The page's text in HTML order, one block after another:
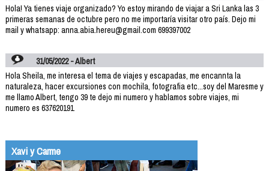
Hola! Ya tienes viaje organizado? Yo estoy mirando de viajar a Sri Lanka las 3
primeras semanas de octubre pero no me importaría visitar otro país. Dejo mi
mail y whatsapp: anna.abia.hereu@gmail.com 699397002
31/05/2022 - Albert
Hola Sheila, me interesa el tema de viajes y escapadas, me encannta la
naturaleza, hacer excursiones con mochila, fotografia etc...soy del Maresme y
me llamo Albert, tengo 39 te dejo mi numero y hablamos sobre viajes, mi
numero es 637620191
Xavi y Carme